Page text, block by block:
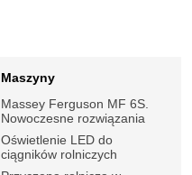
Maszyny
Massey Ferguson MF 6S.
Nowoczesne rozwiązania
Oświetlenie LED do
ciągników rolniczych